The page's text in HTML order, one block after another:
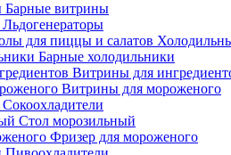
Барные витрины
Льдогенераторы
Барные холодильники
Витрины для
Витрины для мороженого
Сокоохладители
Стол морозильный
Фризер для мороженого